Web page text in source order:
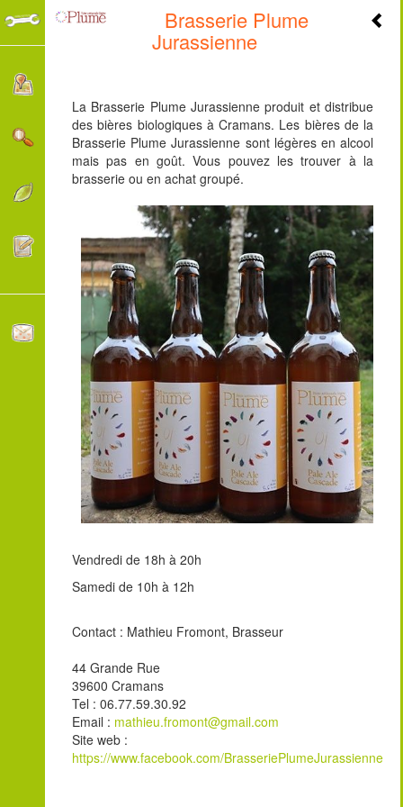
Brasserie Plume
Jurassienne
La Brasserie Plume Jurassienne produit et distribue
des bières biologiques à Cramans. Les bières de la
Brasserie Plume Jurassienne sont légères en alcool
mais pas en goût. Vous pouvez les trouver à la
brasserie ou en achat groupé.
Vendredi de 18h à 20h
Samedi de 10h à 12h
Contact : Mathieu Fromont, Brasseur
44 Grande Rue
39600 Cramans
Tel : 06.77.59.30.92
Email : mathieu.fromont@gmail.com
Site web :
https://www.facebook.com/BrasseriePlumeJurassienne
3
+